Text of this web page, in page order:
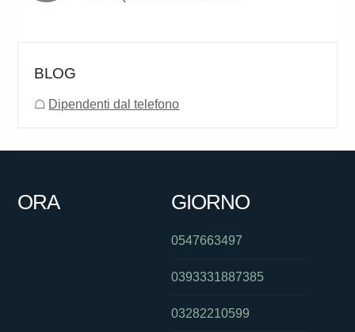
BLOG
☖ Dipendenti dal telefono
ORA GIORNO
0547663497
0393331887385
03282210599